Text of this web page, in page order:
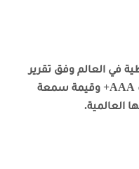
في العالم وفق تقرير
براند فايننس، بحصولها على تصنيف AAA+ وقيمة سمعة